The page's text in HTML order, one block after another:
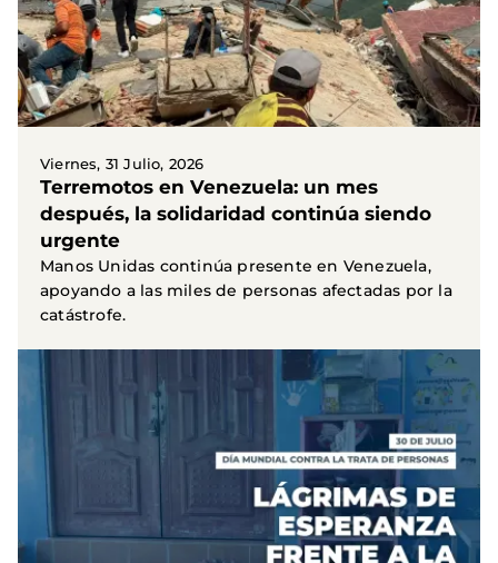
Viernes, 31 Julio, 2026
Terremotos en Venezuela: un mes
después, la solidaridad continúa siendo
urgente
Manos Unidas continúa presente en Venezuela,
apoyando a las miles de personas afectadas por la
catástrofe.